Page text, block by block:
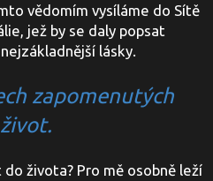
vědomím vysíláme do Sítě
jež by se daly popsat
lásky.
zapomenutých
života? Pro mě osobně leží